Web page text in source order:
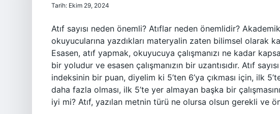
Tarih: Ekim 29, 2024
Atıf sayısı neden önemli? Atıflar neden önemlidir?
okuyucularına yazdıkları materyalin zaten bilimsel olarak
Esasen, atıf yapmak, okuyucuya çalışmanızı ne kadar
bir yoludur ve esasen çalışmanızın bir uzantısıdır. Atıf
indeksinin bir puan, diyelim ki 5’ten 6’ya çıkması için, ilk
daha fazla olması, ilk 5’te yer almayan başka bir
iyi mi? Atıf, yazılan metnin türü ne olursa olsun gerekli ve